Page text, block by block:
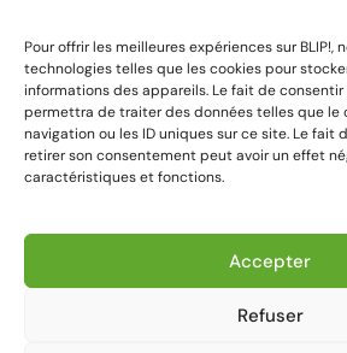
Pour offrir les meilleures expériences sur BLIP!,
technologies telles que les cookies pour
informations des appareils. Le fait de
permettra de traiter des données telles que
navigation ou les ID uniques sur ce site. Le fait
retirer son consentement peut avoir un effet
caractéristiques et fonctions.
Accepter
Refuser
17
18 19 20 21
24
25 26 27 28
31
« Juil